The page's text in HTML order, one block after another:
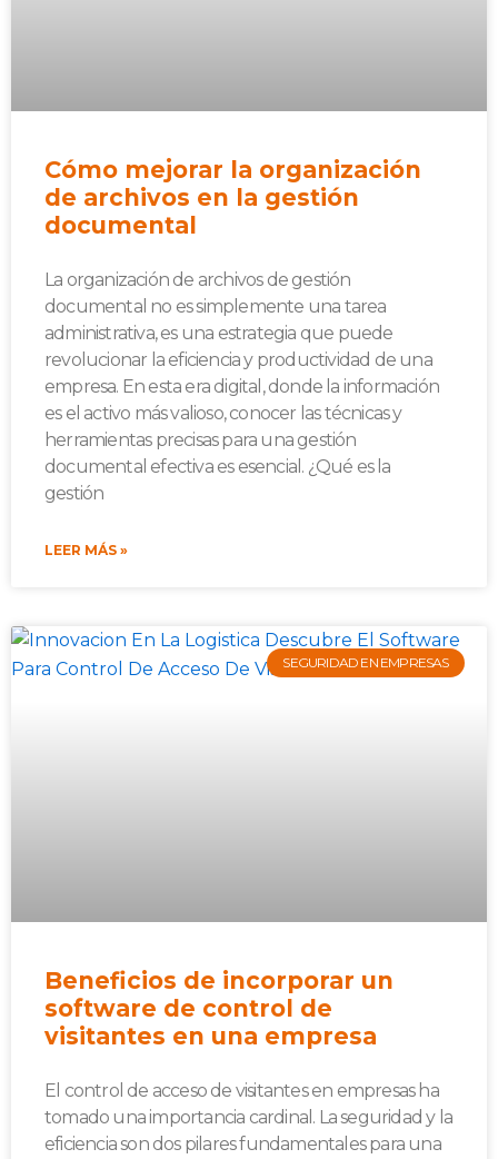
Cómo mejorar la organización
de archivos en la gestión
documental
La organización de archivos de gestión
documental no es simplemente una tarea
administrativa, es una estrategia que puede
revolucionar la eficiencia y productividad de una
empresa. En esta era digital, donde la información
es el activo más valioso, conocer las técnicas y
herramientas precisas para una gestión
documental efectiva es esencial. ¿Qué es la
gestión
LEER MÁS »
SEGURIDAD EN EMPRESAS
Beneficios de incorporar un
software de control de
visitantes en una empresa
El control de acceso de visitantes en empresas ha
tomado una importancia cardinal. La seguridad y la
eficiencia son dos pilares fundamentales para una